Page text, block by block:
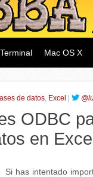
Mac OS X
de datos, Excel
ODBC
en
Si has intentado